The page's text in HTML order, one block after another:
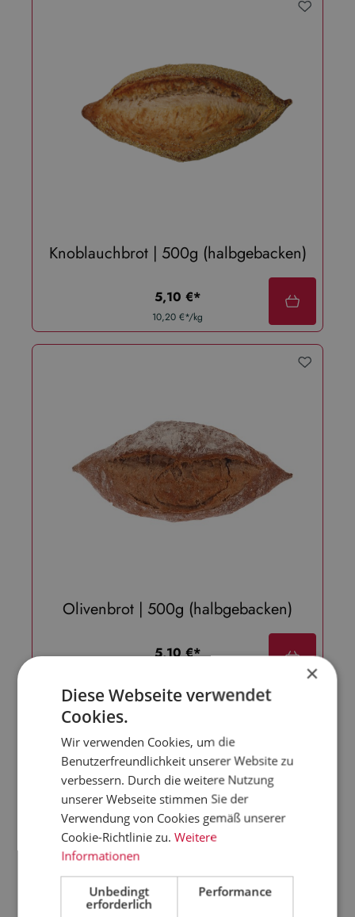
Knoblauchbrot | 500g (halbgebacken)
regulärer preis:
5,10 €*
10,20 €*/kg
Olivenbrot | 500g (halbgebacken)
regulärer preis:
5,10 €*
×
Diese Webseite verwendet
Cookies.
Wir verwenden Cookies, um die
Benutzerfreundlichkeit unserer Website zu
verbessern. Durch die weitere Nutzung
unserer Webseite stimmen Sie der
Verwendung von Cookies gemäß unserer
Cookie-Richtlinie zu.Weitere
Informationen
Unbedingt
erforderlich
Performance